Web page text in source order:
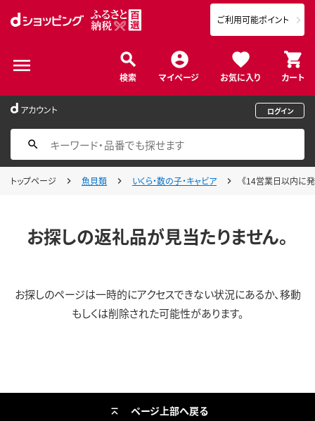
検索 マイページ お気に入り カート
ご利用可能ポイント
アカウント ログイン
トップページ 魚貝類 いくら・数の子・キャビア 《14営業日以内に
お探しの返礼品が見当たりません。
お探しのページは一時的にアクセスできない状況にあるか、移動
もしくは削除された可能性があります。
ページ上部へ戻る